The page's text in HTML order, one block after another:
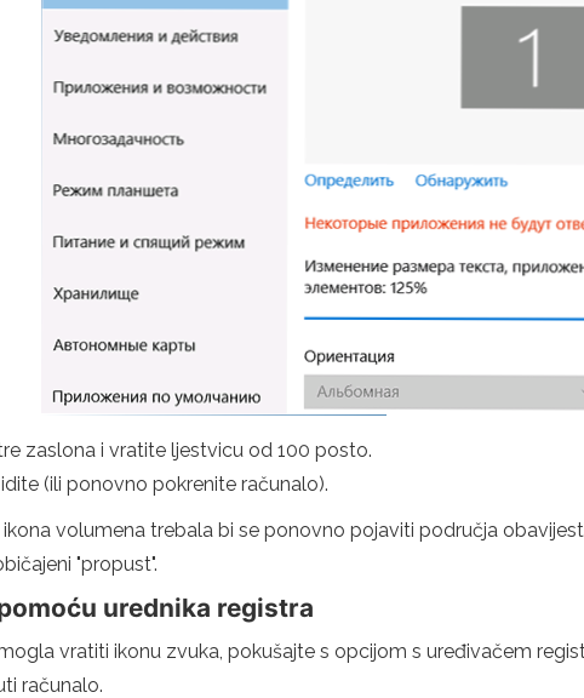
zaslona i vratite ljestvicu od 100 posto.
(ili ponovno pokrenite računalo).
volumena trebala bi se ponovno pojaviti područja
"propust".
urednika registra
vratiti ikonu zvuka, pokušajte s opcijom s uređivačem
računalo.